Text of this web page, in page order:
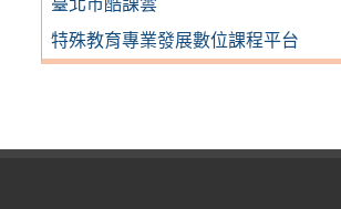
特殊教育專業發展數位課程平台